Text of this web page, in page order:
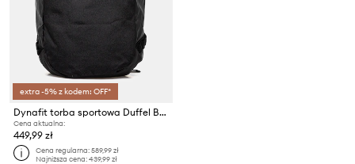
extra -5% z kodem: OFF*
Dynafit torba sportowa Duffel Bag 40L
Cena aktualna:
449,99 zł
Cena regularna:589,99 zł
Najniższa cena:439,99 zł